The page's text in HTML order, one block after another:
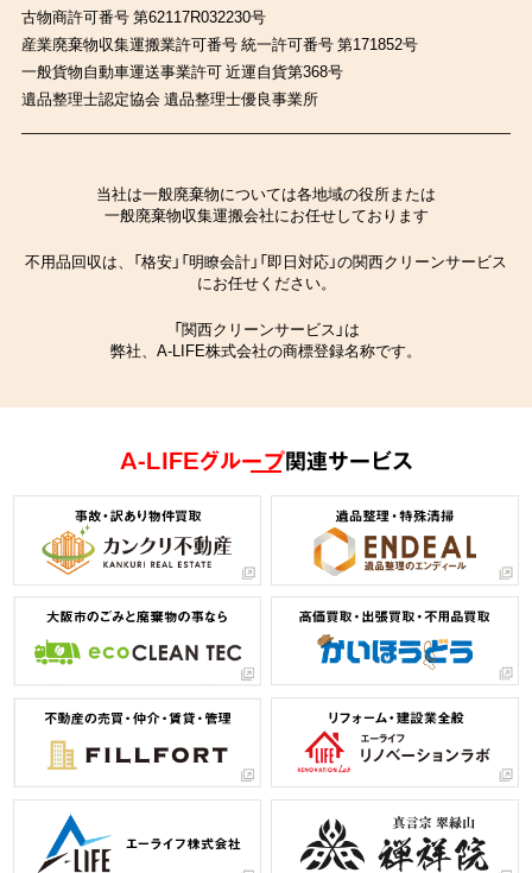
古物商許可番号 第62117R032230号
産業廃棄物収集運搬業許可番号 統一許可番号 第171852号
一般貨物自動車運送事業許可 近運自貨第368号
遺品整理士認定協会 遺品整理士優良事業所
当社は一般廃棄物については各地域の役所または
一般廃棄物収集運搬会社にお任せしております
不用品回収は、「格安」「明瞭会計」「即日対応」の関西クリーンサービス
にお任せください。
「関西クリーンサービス」は
弊社、A-LIFE株式会社の商標登録名称です。
A-LIFEグループ関連サービス